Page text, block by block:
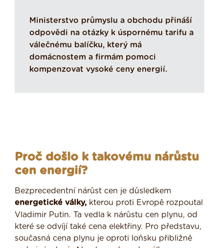
Ministerstvo průmyslu a obchodu přináší
odpovědi na otázky k úspornému tarifu a
válečnému balíčku, který má
domácnostem a firmám pomoci
kompenzovat vysoké ceny energií.
Proč došlo k takovému nárůstu
cen energií?
Bezprecedentní nárůst cen je důsledkem
energetické války, kterou proti Evropě rozpoutal
Vladimir Putin. Ta vedla k nárůstu cen plynu, od
které se odvíjí také cena elektřiny. Pro představu,
současná cena plynu je oproti loňsku přibližně